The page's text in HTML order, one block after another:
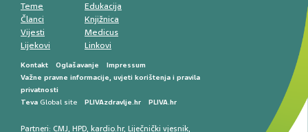
Teme
Članci
Vijesti
Lijekovi
Edukacija
Knjižnica
Medicus
Linkovi
Kontakt Oglašavanje
Impressum
Važne pravne informacije, uvjeti korištenja i pravila
privatnosti
Teva Global site PLIVAzdravlje.hr PLIVA.hr
Partneri: CMJ, HPD, kardio.hr, Liječnički vjesnik,